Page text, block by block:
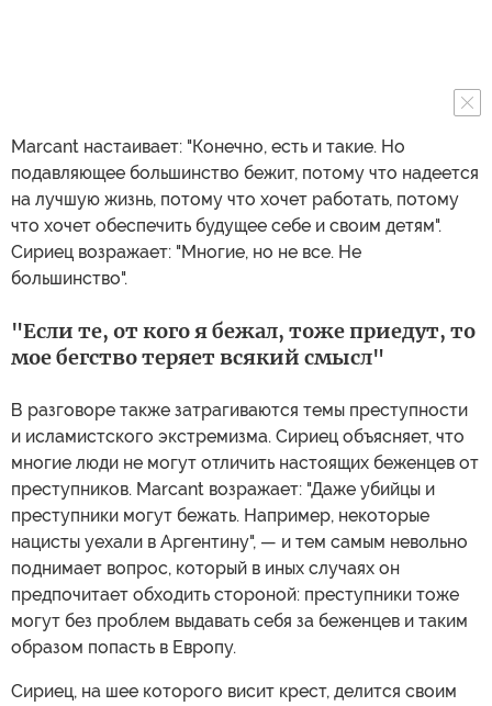
Marcant настаивает: "Конечно, есть и такие. Но
подавляющее большинство бежит, потому что надеется
на лучшую жизнь, потому что хочет работать, потому
что хочет обеспечить будущее себе и своим детям".
Сириец возражает: "Многие, но не все. Не
большинство".
"Если те, от кого я бежал, тоже приедут, то
мое бегство теряет всякий смысл"
В разговоре также затрагиваются темы преступности
и исламистского экстремизма. Сириец объясняет, что
многие люди не могут отличить настоящих беженцев от
преступников. Marcant возражает: "Даже убийцы и
преступники могут бежать. Например, некоторые
нацисты уехали в Аргентину", — и тем самым невольно
поднимает вопрос, который в иных случаях он
предпочитает обходить стороной: преступники тоже
могут без проблем выдавать себя за беженцев и таким
образом попасть в Европу.
Сириец, на шее которого висит крест, делится своим